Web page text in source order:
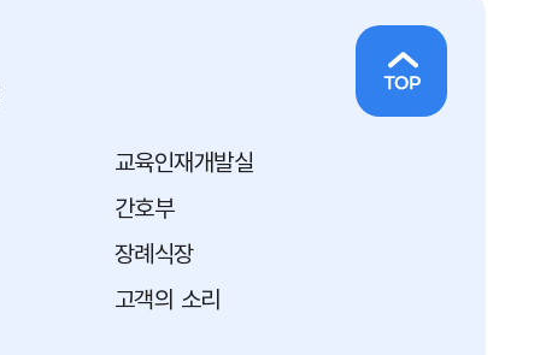
교육인재개발실
간호부
장례식장
고객의 소리